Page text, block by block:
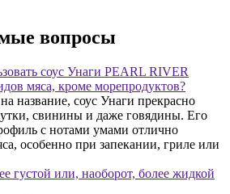
вопросы
соус Унаги PEARL RIVER
мяса, кроме морепродуктов?
название, соус Унаги прекрасно
свинины и даже говядины. Его
с нотами умами отлично
особенно при запекании, гриле или
густой или, наоборот, более жидкой